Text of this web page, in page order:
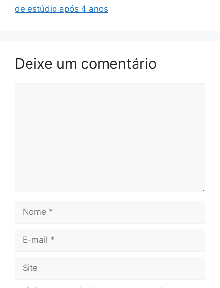
de estúdio após 4 anos
Deixe um comentário
Nome
Site